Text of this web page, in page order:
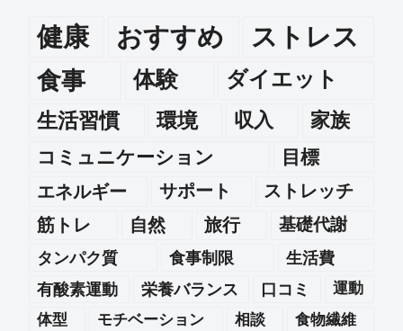
健康 おすすめ ストレス
食事 体験
ダイエット
生活習慣
環境 収入 家族
コミュニケーション
目標
エネルギー
サポート
ストレッチ
筋トレ
自然 旅行 基礎代謝
タンパク質 食事制限
生活費
有酸素運動
栄養バランス 口コミ
運動
体型
モチベーション 相談
食物繊維